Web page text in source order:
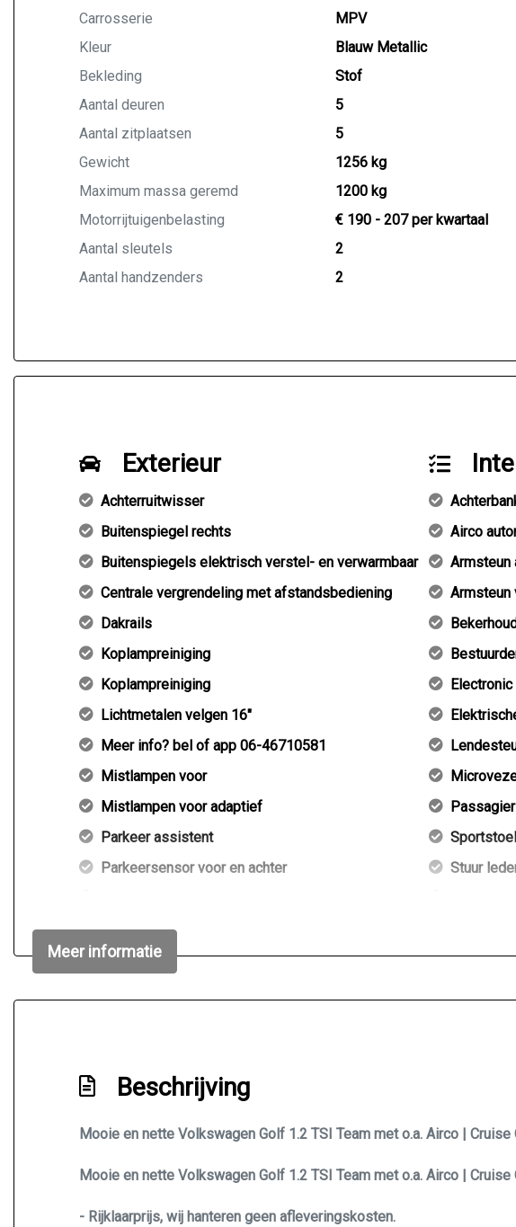
Carrosserie
MPV
Kleur
Blauw Metallic
Bekleding
Stof
Aantal deuren
5
Aantal zitplaatsen
5
Gewicht
1256 kg
Maximum massa geremd
1200 kg
Motorrijtuigenbelasting
€ 190 - 207 per kwartaal
Aantal sleutels
2
Aantal handzenders
2
Exterieur
Achterruitwisser
Buitenspiegel rechts
Buitenspiegels elektrisch verstel- en verwarmbaar
Centrale vergrendeling met afstandsbediening
Dakrails
Koplampreiniging
Koplampreiniging
Lichtmetalen velgen 16"
Meer info? bel of app 06-46710581
Mistlampen voor
Mistlampen voor adaptief
Parkeer assistent
Parkeersensor voor en achter
Ruitensproeiers/wisserbladen verwarmbaar
Sportonderstel
Airco
Armsteun
Armsteun
Stuur
Meer informatie
Beschrijving
Mooie en nette Volkswagen Golf 1.2 TSI Team met o.a. Airco |
Mooie en nette Volkswagen Golf 1.2 TSI Team met o.a. Airco |
- Rijklaarprijs, wij hanteren geen afleveringskosten.